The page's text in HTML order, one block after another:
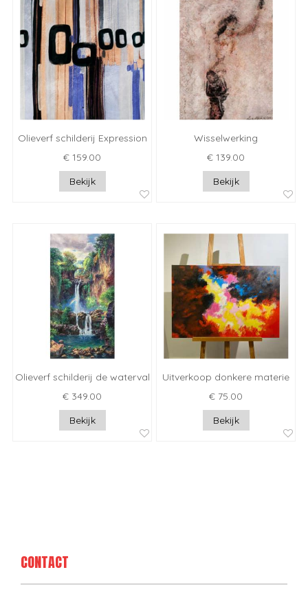
Olieverf schilderij Expression
€ 159.00
Bekijk
Wisselwerking
€ 139.00
Bekijk
Olieverf schilderij de waterval
€ 349.00
Bekijk
Uitverkoop donkere materie
€ 75.00
Bekijk
CONTACT